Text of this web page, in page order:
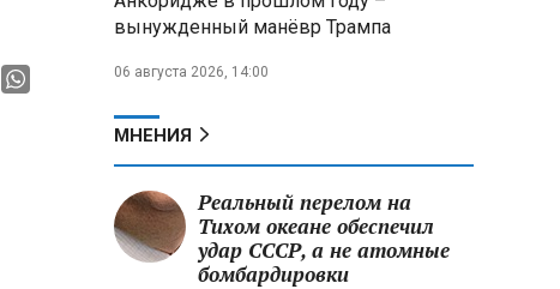
вынужденный манёвр Трампа
06 августа 2026, 14:00
МНЕНИЯ
Реальный перелом на
Тихом океане обеспечил
удар СССР, а не атомные
бомбардировки